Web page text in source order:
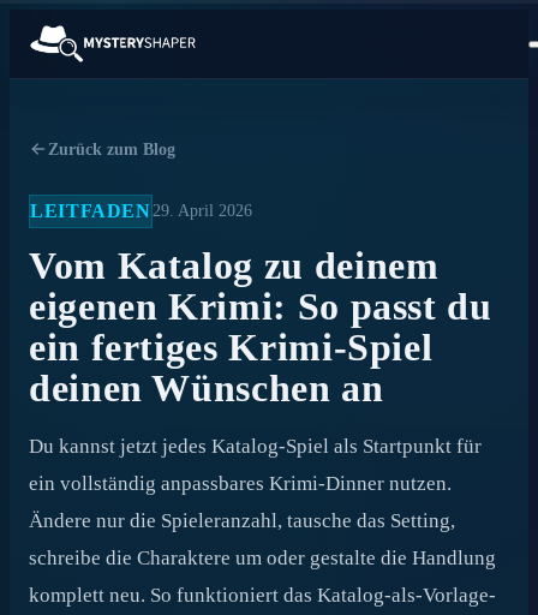
Zurück zum Blog
LEITFADEN29. April 2026
Vom Katalog zu deinem
eigenen Krimi: So passt du
ein fertiges Krimi-Spiel
deinen Wünschen an
Du kannst jetzt jedes Katalog-Spiel als Startpunkt für
ein vollständig anpassbares Krimi-Dinner nutzen.
Ändere nur die Spieleranzahl, tausche das Setting,
schreibe die Charaktere um oder gestalte die Handlung
komplett neu. So funktioniert das Katalog-als-Vorlage-